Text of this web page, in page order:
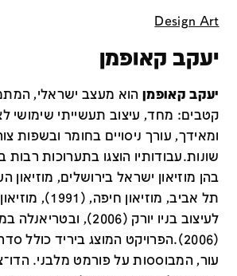
Design Art
יעקב קאופמן
יעקב קאופמןהוא מעצב ישראלי,
קטבים: מחד, עיצוב תעשייתי שימושי
ומאידך, עורך ניסויים בחומר ובשפות
שונות.עבודותיו הוצגו בתערוכות רבות
בהן מוזיאון ישראל בירושלים, מוזיאון
תל אביב, מוזיאון
לעיצוב בניו יורק (2006),
(2006).
הפרויקט המוצג ביריד כולל
עור, המבוססות על פורמט מלבני.